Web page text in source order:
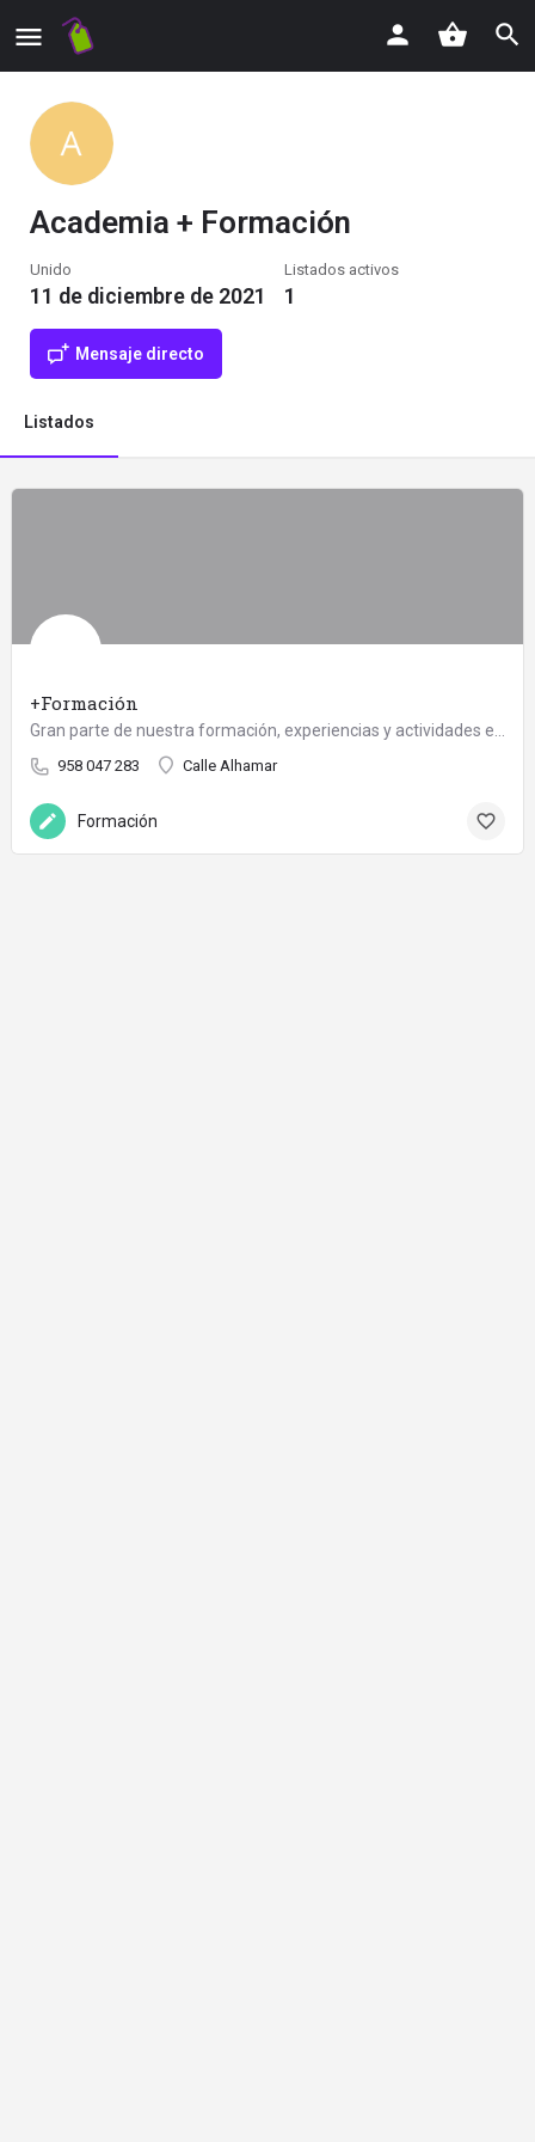
Academia + Formación
Unido
11 de diciembre de 2021
Listados activos
1
Mensaje directo
Listados
+Formación
958 047 283 Calle Alhamar
Formación